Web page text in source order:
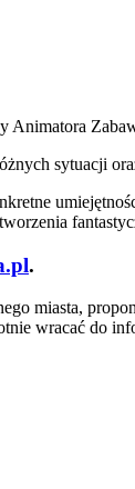
Animatora
sytuacji
.
miasta,
wracać do